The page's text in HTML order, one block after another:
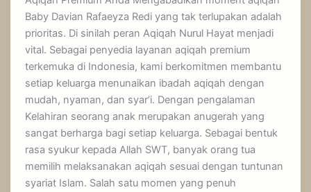
Baby Davian Rafaeyza Redi yang tak terlupakan adalah
prioritas. Di sinilah peran Aqiqah Nurul Hayat menjadi
vital. Sebagai penyedia layanan aqiqah premium
terkemuka di Indonesia, kami berkomitmen membantu
setiap keluarga menunaikan ibadah aqiqah dengan
mudah, nyaman, dan syar’i. Dengan pengalaman
Kelahiran seorang anak merupakan anugerah yang
sangat berharga bagi setiap keluarga. Sebagai bentuk
rasa syukur kepada Allah SWT, banyak orang tua
memilih melaksanakan aqiqah sesuai dengan tuntunan
syariat Islam. Salah satu momen yang penuh